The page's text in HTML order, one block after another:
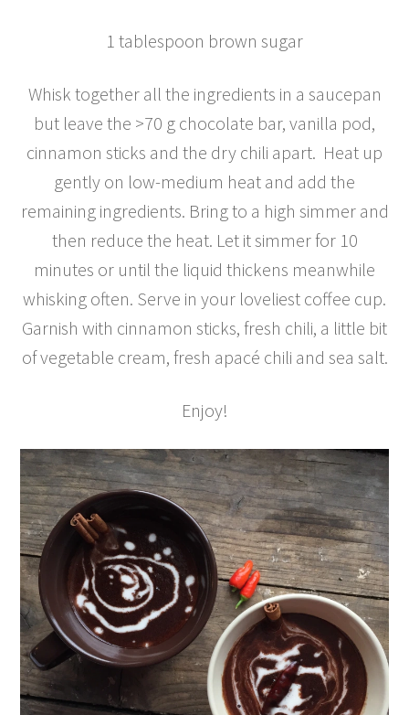
1 tablespoon brown sugar
Whisk together all the ingredients in a saucepan
but leave the >70 g chocolate bar, vanilla pod,
cinnamon sticks and the dry chili apart. Heat up
gently on low-medium heat and add the
remaining ingredients. Bring to a high simmer and
then reduce the heat. Let it simmer for 10
minutes or until the liquid thickens meanwhile
whisking often. Serve in your loveliest coffee cup.
Garnish with cinnamon sticks, fresh chili, a little bit
of vegetable cream, fresh apacé chili and sea salt.
Enjoy!